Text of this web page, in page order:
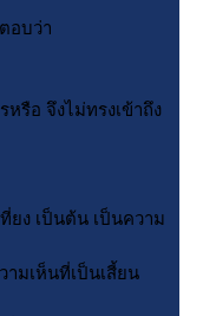
บว่า
จึงไม่ทรงเข้าถึง
เป็นต้น เป็นความ
เห็นที่เป็นเสี้ยน